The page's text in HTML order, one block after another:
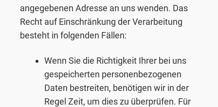
angegebenen Adresse an uns wenden. Das
Recht auf Einschränkung der Verarbeitung
besteht in folgenden Fällen:
Wenn Sie die Richtigkeit Ihrer bei uns
gespeicherten personenbezogenen
Daten bestreiten, benötigen wir in der
Regel Zeit, um dies zu überprüfen. Für